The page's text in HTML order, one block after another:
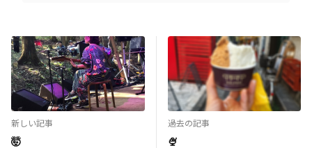
新しい記事
🤯
過去の記事
🍨